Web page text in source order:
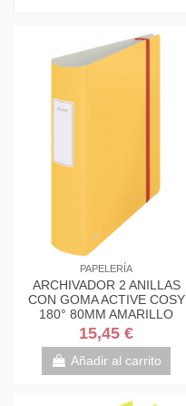
PAPELERÍA
ARCHIVADOR 2 ANILLAS
CON GOMA ACTIVE COSY
180° 80MM AMARILLO
LEITZ 10380019
15,45 €
Añadir al carrito